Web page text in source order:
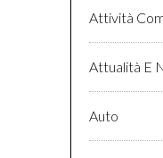
Attività
Attualità E
Auto